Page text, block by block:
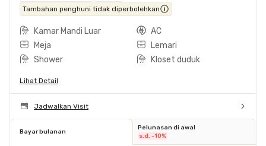
Tambahan penghuni tidak diperbolehkan
Kamar Mandi Luar
AC
Meja
Lemari
Shower
Kloset duduk
Lihat Detail
Jadwalkan Visit
Bayar bulanan
Pelunasan di awal
s.d. -10%